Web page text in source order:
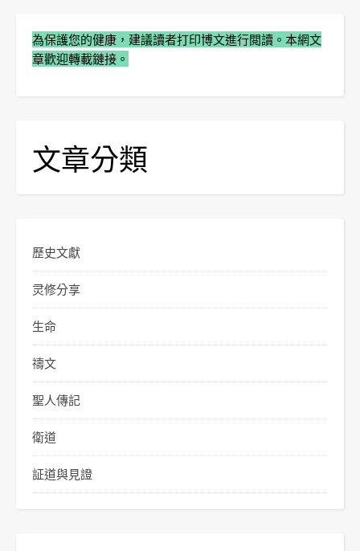
為保護您的健康，建議讀者打印博文進行閲讀。本網文
章歡迎轉載鏈接。
文章分類
歷史文獻
灵修分享
生命
禱文
聖人傳記
衛道
証道與見證